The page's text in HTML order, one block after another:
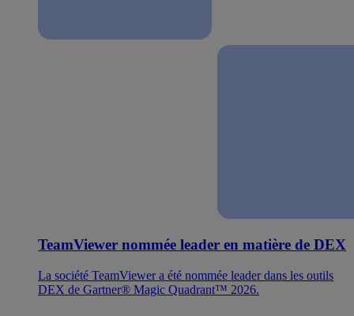
TeamViewer nommée leader en matière de DEX
La société TeamViewer a été nommée leader dans les outils
DEX de Gartner® Magic Quadrant™ 2026.